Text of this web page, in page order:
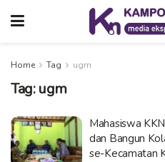
Home Tag ugm
Tag:ugm
Mahasiswa
dan Bangun
se-Kecamatan